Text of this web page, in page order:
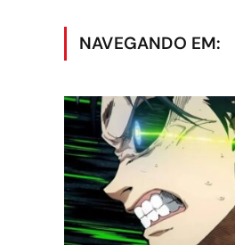
NAVEGANDO EM: